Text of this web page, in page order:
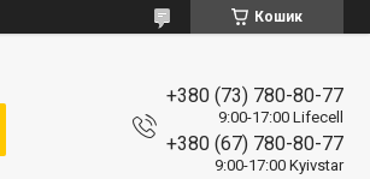
Кошик
+380 (73) 780-80-77
9:00-17:00 Lifecell
+380 (67) 780-80-77
9:00-17:00 Kyivstar